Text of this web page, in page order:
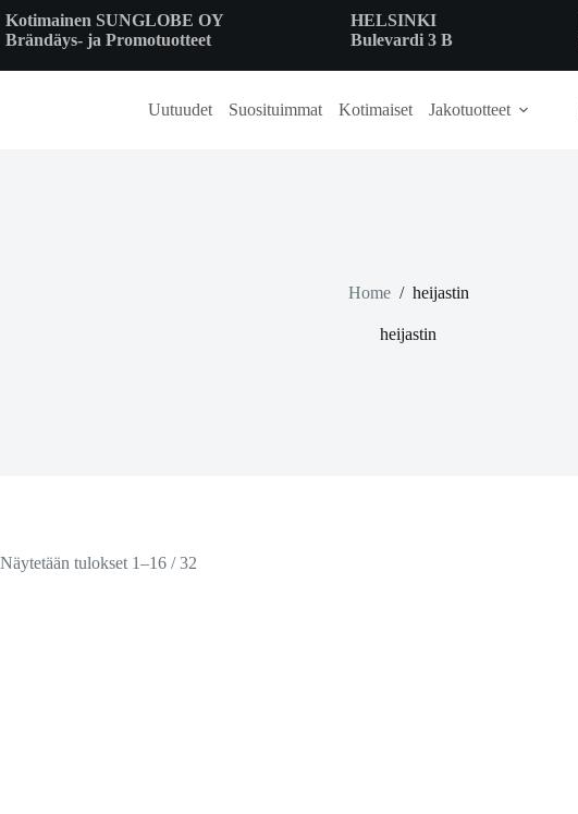
to
content
Kotimainen SUNGLOBE OY
Brändäys- ja Promotuotteet
HELSINKI
Bulevardi 3 B
Uutuudet Suosituimmat Kotimaiset Jakotuotteet
Home / heijastin
heijastin
Näytetään tulokset 1–16 / 32